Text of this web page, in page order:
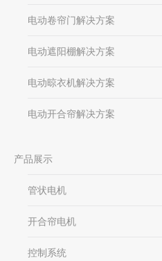
电动卷帘门解决方案
电动遮阳棚解决方案
电动晾衣机解决方案
电动开合帘解决方案
产品展示
管状电机
开合帘电机
控制系统